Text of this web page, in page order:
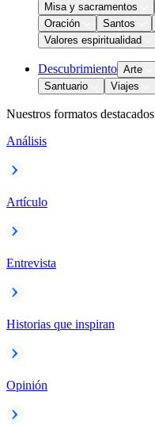
Misa y sacramentos
Oración
Santos
Valores espiritualidad
Descubrimiento Arte
Santuario
Viajes
Nuestros formatos destacados
Análisis
Artículo
Entrevista
Historias que inspiran
Opinión